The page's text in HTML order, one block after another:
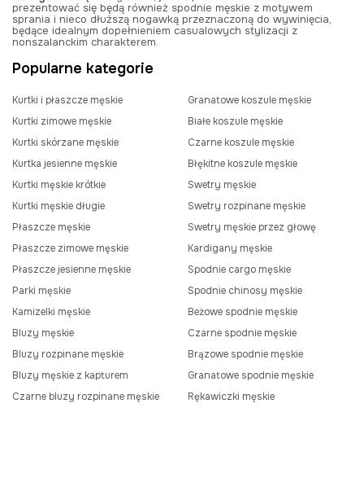
prezentować się będą również spodnie męskie z motywem
sprania i nieco dłuższą nogawką przeznaczoną do wywinięcia,
będące idealnym dopełnieniem casualowych stylizacji z
nonszalanckim charakterem.
Popularne kategorie
Kurtki i płaszcze męskie
Kurtki zimowe męskie
Kurtki skórzane męskie
Kurtka jesienne męskie
Kurtki męskie krótkie
Kurtki męskie długie
Płaszcze męskie
Płaszcze zimowe męskie
Płaszcze jesienne męskie
Parki męskie
Kamizelki męskie
Bluzy męskie
Bluzy rozpinane męskie
Bluzy męskie z kapturem
Czarne bluzy rozpinane męskie
Granatowe koszule męskie
Białe koszule męskie
Czarne koszule męskie
Błękitne koszule męskie
Swetry męskie
Swetry rozpinane męskie
Swetry męskie przez głowę
Kardigany męskie
Spodnie cargo męskie
Spodnie chinosy męskie
Beżowe spodnie męskie
Czarne spodnie męskie
Brązowe spodnie męskie
Granatowe spodnie męskie
Rękawiczki męskie